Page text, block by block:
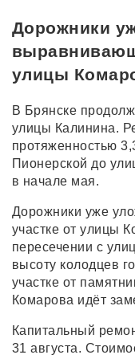
Дорожники
улицы
В Брянске
улицы Калинина.
протяженностью
Пионерской до
в начале мая.
Дорожники уже
участке от улицы
пересечении с
высоту колодцев
участке от
Комарова идёт
Капитальный
31 августа.